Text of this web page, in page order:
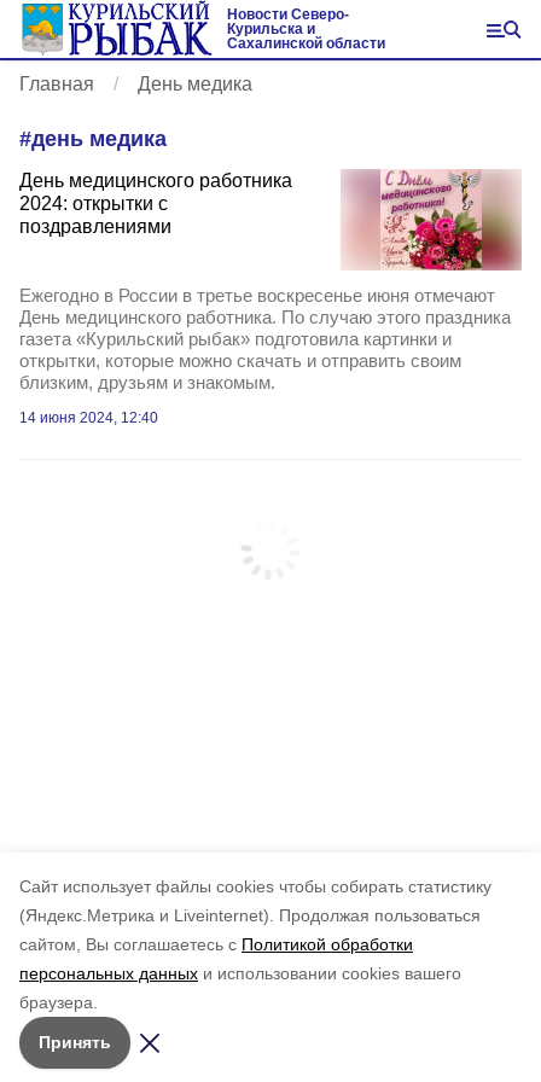
Cайт использует файлы cookies чтобы собирать статистику
(Яндекс.Метрика и Liveinternet).
Продолжая пользоваться
сайтом, Вы соглашаетесь с Политикой обработки
персональных данных и использовании cookies вашего
браузера.
Принять
Новости Северо-
Курильска и
Сахалинской области
Главная День медика
#день медика
День медицинского работника
2024: открытки с
поздравлениями
Ежегодно в России в третье воскресенье июня отмечают
День медицинского работника. По случаю этого праздника
газета «Курильский рыбак» подготовила картинки и
открытки, которые можно скачать и отправить своим
близким, друзьям и знакомым.
14 июня 2024, 12:40